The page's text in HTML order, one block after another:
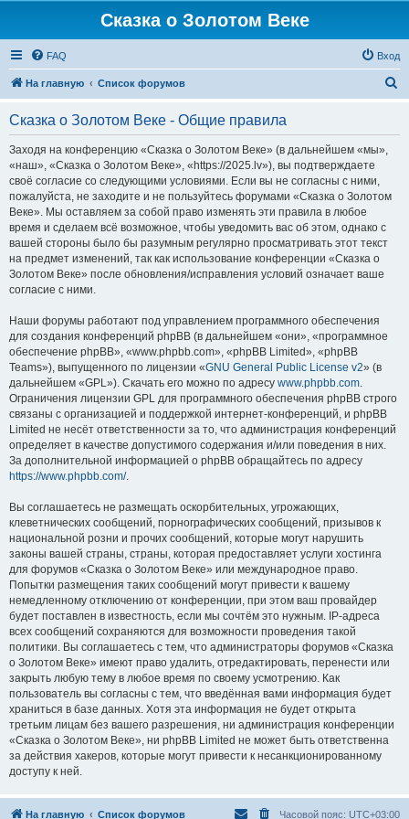
Сказка о Золотом Веке
FAQ Вход
На главную Список форумов
Сказка о Золотом Веке - Общие правила
Заходя на конференцию «Сказка о Золотом Веке» (в дальнейшем «мы»,
«наш», «Сказка о Золотом Веке», «https://2025.lv»), вы подтверждаете
своё согласие со следующими условиями. Если вы не согласны с ними,
пожалуйста, не заходите и не пользуйтесь форумами «Сказка о Золотом
Веке». Мы оставляем за собой право изменять эти правила в любое
время и сделаем всё возможное, чтобы уведомить вас об этом, однако с
вашей стороны было бы разумным регулярно просматривать этот текст
на предмет изменений, так как использование конференции «Сказка о
Золотом Веке» после обновления/исправления условий означает ваше
согласие с ними.
Наши форумы работают под управлением программного обеспечения
для создания конференций phpBB (в дальнейшем «они», «программное
обеспечение phpBB», «www.phpbb.com», «phpBB Limited», «phpBB
Teams»), выпущенного по лицензии «GNU General Public License v2» (в
дальнейшем «GPL»). Скачать его можно по адресу www.phpbb.com.
Ограничения лицензии GPL для программного обеспечения phpBB строго
связаны с организацией и поддержкой интернет-конференций, и phpBB
Limited не несёт ответственности за то, что администрация конференций
определяет в качестве допустимого содержания и/или поведения в них.
За дополнительной информацией о phpBB обращайтесь по адресу
https://www.phpbb.com/.
Вы соглашаетесь не размещать оскорбительных, угрожающих,
клеветнических сообщений, порнографических сообщений, призывов к
национальной розни и прочих сообщений, которые могут нарушить
законы вашей страны, страны, которая предоставляет услуги хостинга
для форумов «Сказка о Золотом Веке» или международное право.
Попытки размещения таких сообщений могут привести к вашему
немедленному отключению от конференции, при этом ваш провайдер
будет поставлен в известность, если мы сочтём это нужным. IP-адреса
всех сообщений сохраняются для возможности проведения такой
политики. Вы соглашаетесь с тем, что администраторы форумов «Сказка
о Золотом Веке» имеют право удалить, отредактировать, перенести или
закрыть любую тему в любое время по своему усмотрению. Как
пользователь вы согласны с тем, что введённая вами информация будет
храниться в базе данных. Хотя эта информация не будет открыта
третьим лицам без вашего разрешения, ни администрация конференции
«Сказка о Золотом Веке», ни phpBB Limited не может быть ответственна
за действия хакеров, которые могут привести к несанкционированному
доступу к ней.
На главную Список форумов Часовой пояс: UTC+03:00